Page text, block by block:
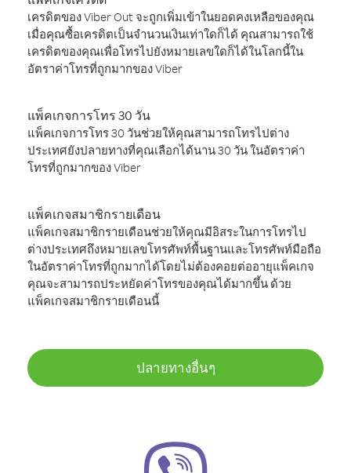
เครดิตของ Viber Out จะถูกเพิ่มเข้าในยอดคงเหลือของคุณ
เมื่อคุณซื้อเครดิตเป็นจำนวนเงินเท่าใดก็ได้ คุณสามารถใช้
เครดิตของคุณเพื่อโทรไปยังหมายเลขใดก็ได้ในโลกนี้ใน
อัตราค่าโทรที่ถูกมากของ Viber
แพ็คเกจการโทร 30 วัน
แพ็คเกจการโทร 30 วันช่วยให้คุณสามารถโทรไปต่าง
ประเทศยังปลายทางที่คุณเลือกได้นาน 30 วัน ในอัตราค่า
โทรที่ถูกมากของ Viber
แพ็คเกจสมาชิกรายเดือน
แพ็คเกจสมาชิกรายเดือนช่วยให้คุณมีอิสระในการโทรไป
ต่างประเทศถึงหมายเลขโทรศัพท์พื้นฐานและโทรศัพท์มือถือ
ในอัตราค่าโทรที่ถูกมากได้โดยไม่ต้องคอยต่ออายุแพ็คเกจ
คุณจะสามารถประหยัดค่าโทรของคุณได้มากขึ้น ด้วย
แพ็คเกจสมาชิกรายเดือนนี้
ปลายทางอื่นๆ